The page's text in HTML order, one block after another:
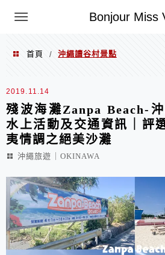
Bonjour Miss
選單
首頁 / 沖繩讀谷村景點
沖繩讀谷村景點
2019.11.14
殘波海灘Zanpa Beach-
水上活動及交通資訊｜評
夷情調之絕美沙灘
沖繩旅遊｜OKINAWA